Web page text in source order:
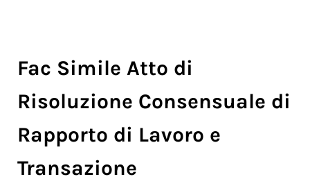
Fac Simile Atto di
Risoluzione Consensuale di
Rapporto di Lavoro e
Transazione